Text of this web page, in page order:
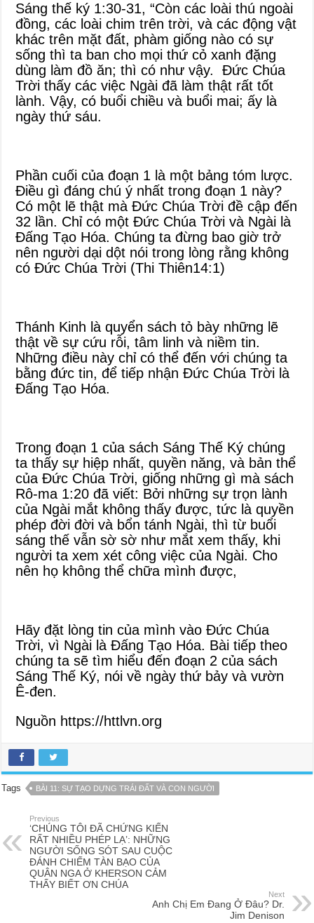
Sáng thế ký 1:30-31, “Còn các loài thú ngoài
đồng, các loài chim trên trời, và các động vật
khác trên mặt đất, phàm giống nào có sự
sống thì ta ban cho mọi thứ cỏ xanh đặng
dùng làm đồ ăn; thì có như vậy. Đức Chúa
Trời thấy các việc Ngài đã làm thật rất tốt
lành. Vậy, có buổi chiều và buổi mai; ấy là
ngày thứ sáu.
Phần cuối của đoạn 1 là một bảng tóm lược.
Điều gì đáng chú ý nhất trong đoạn 1 này?
Có một lẽ thật mà Đức Chúa Trời đề cập đến
32 lần. Chỉ có một Đức Chúa Trời và Ngài là
Đấng Tạo Hóa. Chúng ta đừng bao giờ trở
nên người dại dột nói trong lòng rằng không
có Đức Chúa Trời (Thi Thiên14:1)
Thánh Kinh là quyển sách tỏ bày những lẽ
thật về sự cứu rỗi, tâm linh và niềm tin.
Những điều này chỉ có thể đến với chúng ta
bằng đức tin, để tiếp nhận Đức Chúa Trời là
Đấng Tạo Hóa.
Trong đoạn 1 của sách Sáng Thế Ký chúng
ta thấy sự hiệp nhất, quyền năng, và bản thể
của Đức Chúa Trời, giống những gì mà sách
Rô-ma 1:20 đã viết: Bởi những sự trọn lành
của Ngài mắt không thấy được, tức là quyền
phép đời đời và bổn tánh Ngài, thì từ buổi
sáng thế vẫn sờ sờ như mắt xem thấy, khi
người ta xem xét công việc của Ngài. Cho
nên họ không thể chữa mình được,
Hãy đặt lòng tin của mình vào Đức Chúa
Trời, vì Ngài là Đấng Tạo Hóa. Bài tiếp theo
chúng ta sẽ tìm hiểu đến đoạn 2 của sách
Sáng Thế Ký, nói về ngày thứ bảy và vườn
Ê-đen.
Nguồn https://httlvn.org
Tags BÀI 11: SỰ TẠO DỰNG TRÁI ĐẤT VÀ CON NGƯỜI
Previous
‘CHÚNG TÔI ĐÃ CHỨNG KIẾN
RẤT NHIỀU PHÉP LẠ’: NHỮNG
NGƯỜI SỐNG SÓT SAU CUỘC
ĐÁNH CHIẾM TÀN BẠO CỦA
QUÂN NGA Ở KHERSON CẢM
THẤY BIẾT ƠN CHÚA
Next
Anh Chị Em Đang Ở Đâu? Dr.
Jim Denison